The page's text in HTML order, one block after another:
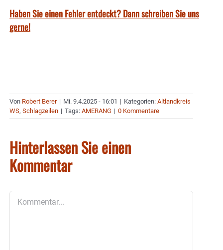
Haben Sie einen Fehler entdeckt? Dann schreiben Sie uns
gerne!
Von Robert Berer | Mi. 9.4.2025 - 16:01 | Kategorien: Altlandkreis
WS, Schlagzeilen | Tags: AMERANG | 0 Kommentare
Hinterlassen Sie einen
Kommentar